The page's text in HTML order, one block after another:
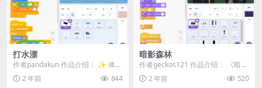
打水漂
作者pandakun 作品介绍： ✨ 体验
童年乐趣，享受打水漂的轻松与乐
趣！✨ ...
2 年前 844
暗影森林
作者geckos121 作品介绍： 《暗影
森林》不是你通常的横版跳跃游
戏。它包含...
2 年前 520